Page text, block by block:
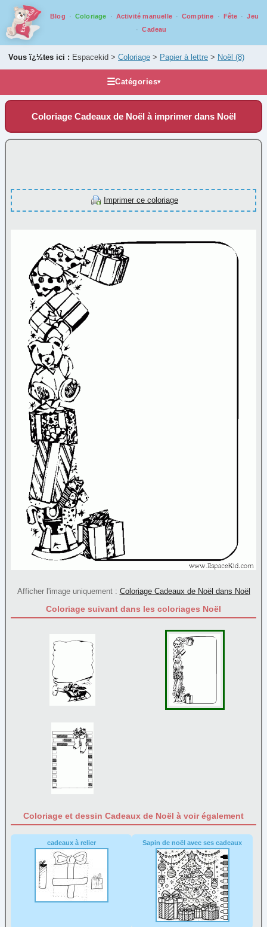
Blog Coloriage Activité manuelle Comptine Fête
Jeu
Cadeau
Vous ï¿½tes ici : Espacekid > Coloriage > Papier à lettre > Noël (8)
☰Catégories▾
Les coloriages
Alphabet
Animaux
Nature
Papier à lettre
Coeur(2)
Ecole(6)
Musique (3)
Nature (5)
(8)
Vacances(6)
Paques
Personnage
Poèmes
Reine et princesse
Sortie
Transport
Coloriage Cadeaux de Noël à imprimer dans Noël
Imprimer ce coloriage
Afficher l'image uniquement : Coloriage Cadeaux de Noël dans Noël
Coloriage suivant dans les coloriages Noël
Coloriage et dessin Cadeaux de Noël à voir également
cadeaux à relier Sapin de noël avec ses cadeaux